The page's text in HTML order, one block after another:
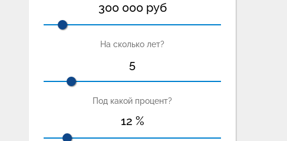
300 000руб
На сколько лет?
5
Под какой процент?
12 %